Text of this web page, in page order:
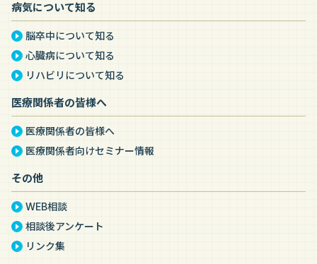
病気について知る
脳卒中について知る
心臓病について知る
リハビリについて知る
医療関係者の皆様へ
医療関係者の皆様へ
医療関係者向けセミナー情報
その他
WEB相談
相談後アンケート
リンク集